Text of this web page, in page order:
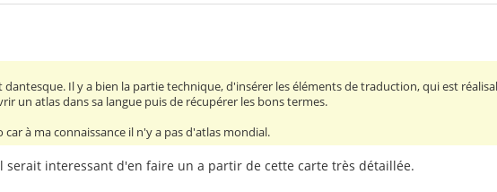
Il y a bien la partie technique, d'insérer les éléments de traduction, qui est
un atlas dans sa langue puis de récupérer les bons termes.
à ma connaissance il n'y a pas d'atlas mondial.
serait interessant d'en faire un a partir de cette carte très détaillée.